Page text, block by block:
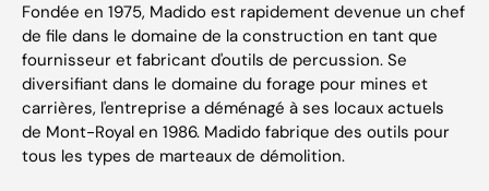
Fondée en 1975, Madido est rapidement devenue un chef
de file dans le domaine de la construction en tant que
fournisseur et fabricant d'outils de percussion. Se
diversifiant dans le domaine du forage pour mines et
carrières, l'entreprise a déménagé à ses locaux actuels
de Mont-Royal en 1986. Madido fabrique des outils pour
tous les types de marteaux de démolition.